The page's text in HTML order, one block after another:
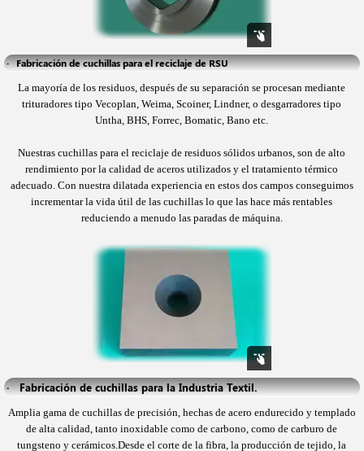
·   Fabricación de cuchillas para el reciclaje de RSU
La mayoría de los residuos, después de su separación se procesan mediante
trituradores tipoVecoplan, Weima, Scoiner, Lindner, o desgarradores tipo
Untha, BHS, Forrec, Bomatic, Bano etc.
Nuestras cuchillas para el reciclaje de residuos sólidos urbanos, son de alto
rendimiento por lacalidad de aceros utilizados y el tratamiento térmico
adecuado. Con nuestra dilatada experiencia en estos dos campos conseguimos
incrementar la vida útil de las cuchillas lo que las hace másrentables
reduciendo a menudo las paradas de máquina.
·   Fabricación de cuchillas para la Industria Textil.
Amplia gama de cuchillas de precisión, hechas de acero endurecido y templado
de alta calidad, tanto inoxidable como de carbono, como de carburo de
tungsteno y cerámicos.Desde el corte de la fibra, la producción de tejido, la